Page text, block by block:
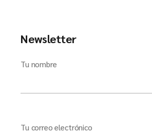
Newsletter
Tu nombre
Tu correo electrónico